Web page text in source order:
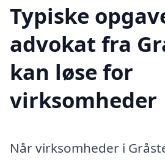
Typiske
advokat fra
kan løse for
virksomheder
Når virksomheder i